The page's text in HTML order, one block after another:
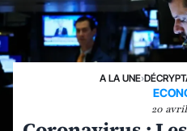
A LA UNE›
20